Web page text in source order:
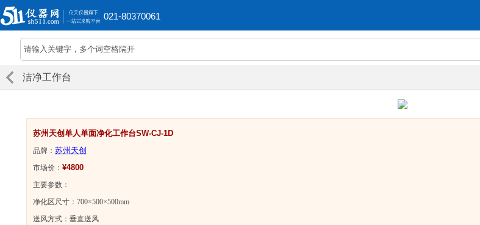
021-80370061
洁净工作台
苏州天创单人单面净化工作台SW-CJ-1D
品牌： 苏州天创
市场价： ¥4800
主要参数：
净化区尺寸：700×500×500mm
送风方式：垂直送风